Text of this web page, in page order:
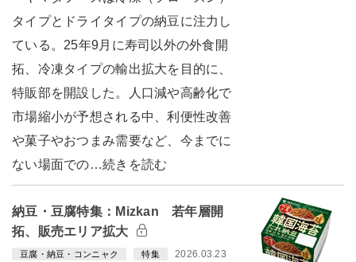
タイプとドライタイプの納豆に注力し
ている。25年9月に寿司以外の外食開
拓、冷凍タイプの輸出拡大を目的に、
特販部を開設した。人口減や高齢化で
市場縮小が予想される中、利便性改善
や菓子やおつまみ需要など、今までに
ない場面での…続きを読む
納豆・豆腐特集：Mizkan 若年層開
拓、販売エリア拡大
豆腐・納豆・コンニャク 特集 2026.03.23